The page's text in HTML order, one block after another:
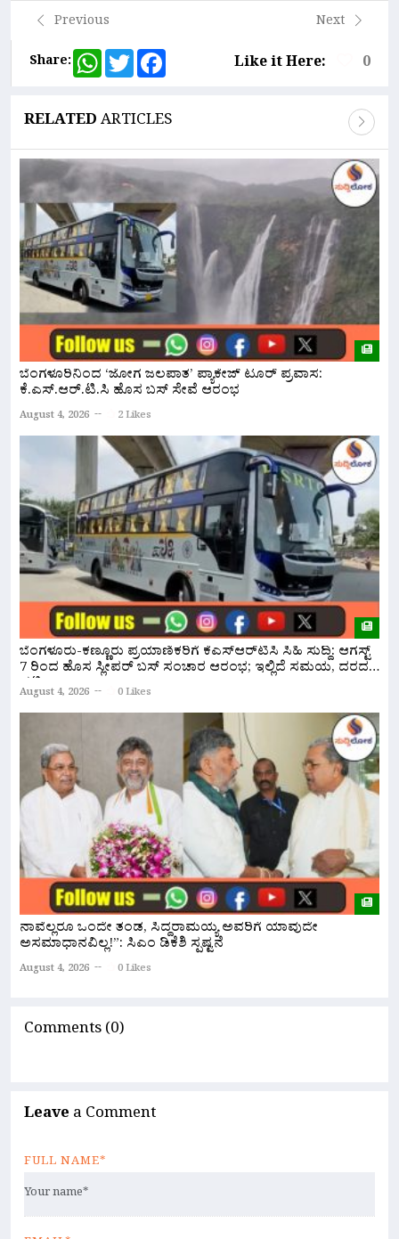
Previous
Next
Share:
WhatsApp
Twitter Like it Here: 0
RELATEDARTICLES
ಬೆಂಗಳೂರಿನಿಂದ ‘ಜೋಗ ಜಲಪಾತ’ ಪ್ಯಾಕೇಜ್ ಟೂರ್ ಪ್ರವಾಸ:
ಕೆ.ಎಸ್.ಆರ್.ಟಿ.ಸಿ ಹೊಸ ಬಸ್ ಸೇವೆ ಆರಂಭ
August 4, 2026 2 Likes
ಬೆಂಗಳೂರು-ಕಣ್ಣೂರು ಪ್ರಯಾಣಿಕರಿಗೆ ಕೆಎಸ್‌ಆರ್‌ಟಿಸಿ ಸಿಹಿ ಸುದ್ದಿ: ಆಗಸ್ಟ್
7 ರಿಂದ ಹೊಸ ಸ್ಲೀಪರ್ ಬಸ್ ಸಂಚಾರ ಆರಂಭ; ಇಲ್ಲಿದೆ ಸಮಯ, ದರದ
ಪಟ್ಟಿ!
August 4, 2026 0 Likes
ನಾವೆಲ್ಲರೂ ಒಂದೇ ತಂಡ, ಸಿದ್ದರಾಮಯ್ಯ ಅವರಿಗೆ ಯಾವುದೇ
ಅಸಮಾಧಾನವಿಲ್ಲ!”: ಸಿಎಂ ಡಿಕೆಶಿ ಸ್ಪಷ್ಟನೆ
August 4, 2026 0 Likes
Comments (0)
Leave a Comment
FULL NAME*